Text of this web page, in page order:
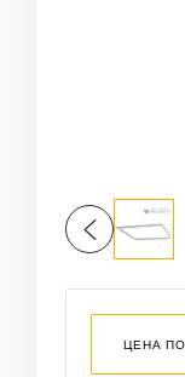
ЦЕНА
Оплата и